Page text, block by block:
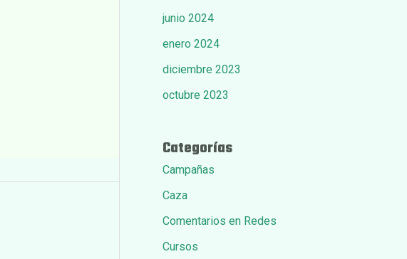
junio 2024
enero 2024
diciembre 2023
octubre 2023
Categorías
Campañas
Caza
Comentarios en Redes
Cursos